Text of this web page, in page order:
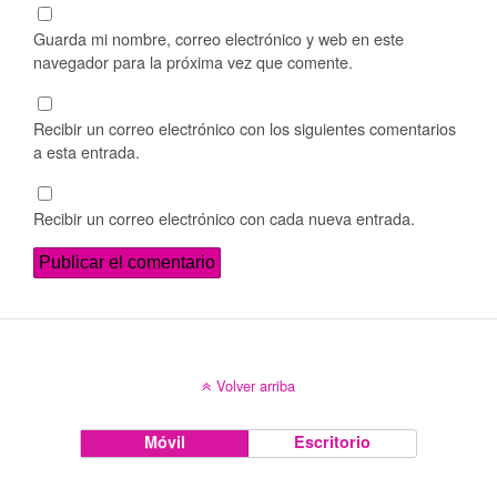
Guarda mi nombre, correo electrónico y web en este
navegador para la próxima vez que comente.
Recibir un correo electrónico con los siguientes comentarios
a esta entrada.
Recibir un correo electrónico con cada nueva entrada.
Volver arriba
Móvil Escritorio